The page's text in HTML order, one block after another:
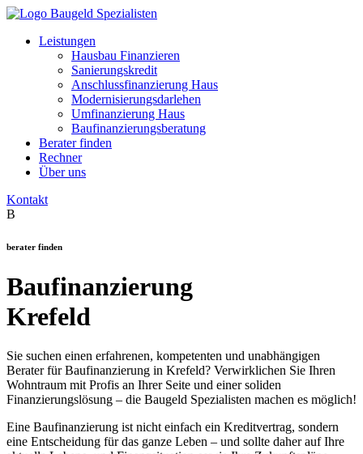
Leistungen
Hausbau Finanzieren
Sanierungskredit
Anschlussfinanzierung Haus
Modernisierungsdarlehen
Umfinanzierung Haus
Baufinanzierungsberatung
Berater finden
Rechner
Über uns
Kontakt
B
berater finden
Baufinanzierung
Krefeld
Sie suchen einen erfahrenen, kompetenten und unabhängigen
Berater für Baufinanzierung in Krefeld? Verwirklichen Sie Ihren
Wohntraum mit Profis an Ihrer Seite und einer soliden
Finanzierungslösung – die Baugeld Spezialisten machen es möglich!
Eine Baufinanzierung ist nicht einfach ein Kreditvertrag, sondern
eine Entscheidung für das ganze Leben – und sollte daher auf Ihre